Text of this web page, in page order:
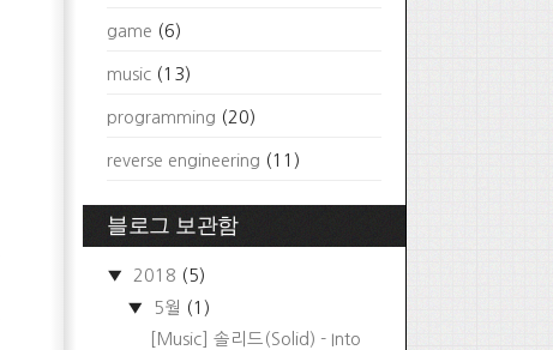
game (6)
music (13)
programming (20)
reverse engineering (11)
블로그 보관함
▼ 2018 (5)
▼
5월 (1)
[Music] 솔리드(Solid) - Into